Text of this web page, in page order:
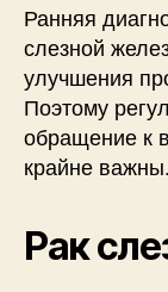
Ранняя
слезной
улучшения
Поэтому
обращение к
крайне важны.
Рак